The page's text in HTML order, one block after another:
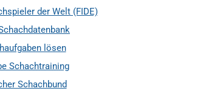
der Welt (FIDE)
lösen
Schachtraining
Schachbund